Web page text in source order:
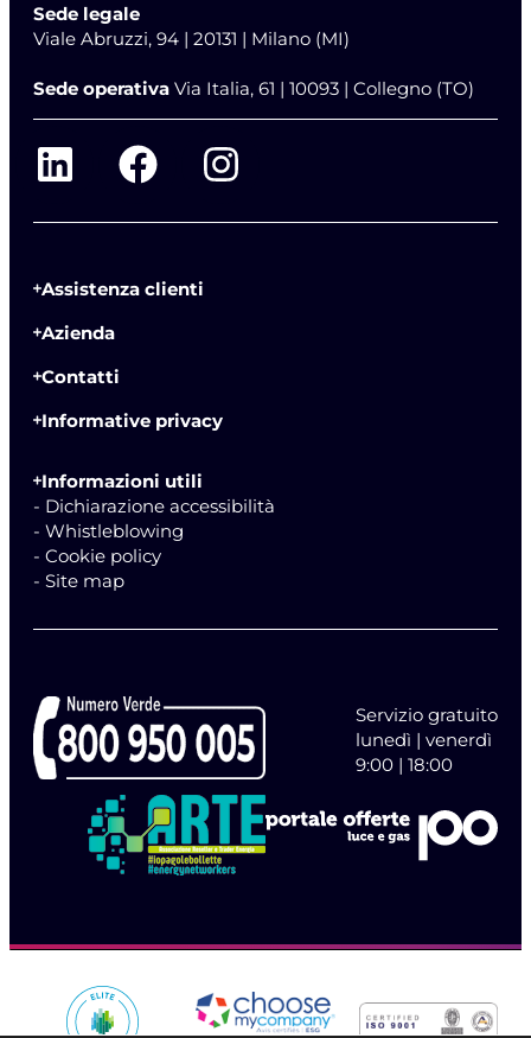
Sede legale
Viale Abruzzi, 94 | 20131 | Milano (MI)
Sede operativa Via Italia, 61 | 10093 | Collegno (TO)
Assistenza clienti
Azienda
Contatti
Informative privacy
Informazioni utili
- Dichiarazione accessibilità
- Whistleblowing
- Cookie policy
- Site map
Servizio gratuito
lunedì | venerdì
9:00 | 18:00